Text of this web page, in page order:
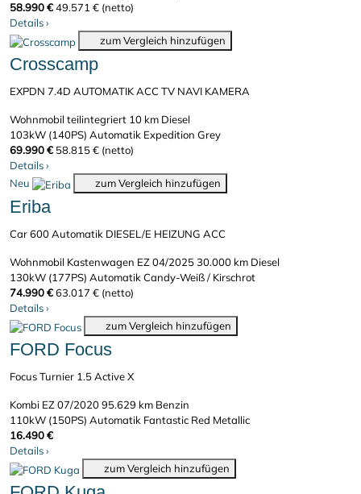
58.990 €49.571 € (netto)
Details›
zum Vergleich hinzufügen
Crosscamp
EXPDN 7.4D AUTOMATIK ACC TV NAVI KAMERA
Wohnmobil teilintegriert 10 km Diesel
103kW (140PS) Automatik Expedition Grey
69.990 € 58.815 € (netto)
Details›
Neu
zum Vergleich hinzufügen
Eriba
Car 600 Automatik DIESEL/E HEIZUNG ACC
Wohnmobil Kastenwagen EZ 04/202530.000 km Diesel
130kW (177PS) AutomatikCandy-Weiß / Kirschrot
74.990 €63.017 € (netto)
Details›
zum Vergleich hinzufügen
FORD Focus
Focus Turnier 1.5 Active X
Kombi EZ 07/202095.629 km Benzin
110kW (150PS) Automatik Fantastic Red Metallic
16.490 €
Details›
zum Vergleich hinzufügen